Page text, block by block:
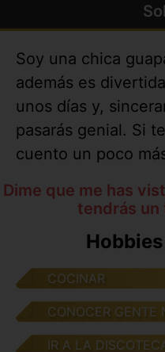
Soy una chica
además es
unos días y,
pasarás genial. Si
cuento un poco
Dime que me has
tendrás
COCINAR
CONOCER GENTE
IR A LA